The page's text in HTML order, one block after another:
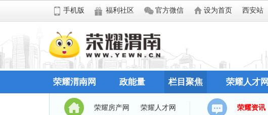
手机版 福利社区 官方微信 设为首页 西安站
荣耀渭南网 政能量 栏目聚焦 荣耀人才网
荣耀房产网
荣耀人才网
荣耀资讯